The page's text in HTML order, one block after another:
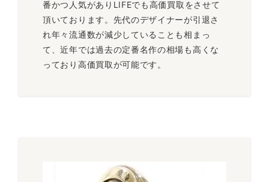
す。ジェイソンタカラはアクセサリー類だけでなく、バックル
も高く買い取りさせていただきます。
～40,000円買取
が故に、ジェイソンタカラらしいメイズが一際存在感を放つシ
ンプルながら魅力的溢れる人気リングです。
番かつ人気がありLIFEでも高価買取をさせて
頂いております。先代のデザイナーが引退さ
れ年々流通数が減少していることも相まっ
て、近年では過去の定番名作の相場も高くな
っており高価買取が可能です。